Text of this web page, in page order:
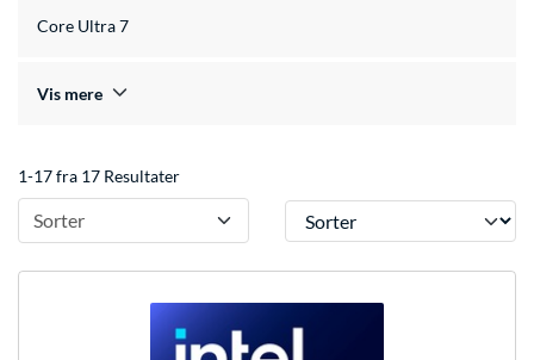
Core Ultra 7
Vis mere
1-17 fra 17 Resultater
Sorter Sorter